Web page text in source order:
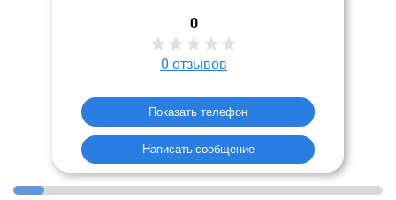
0
0 отзывов
Показать телефон
Написать сообщение